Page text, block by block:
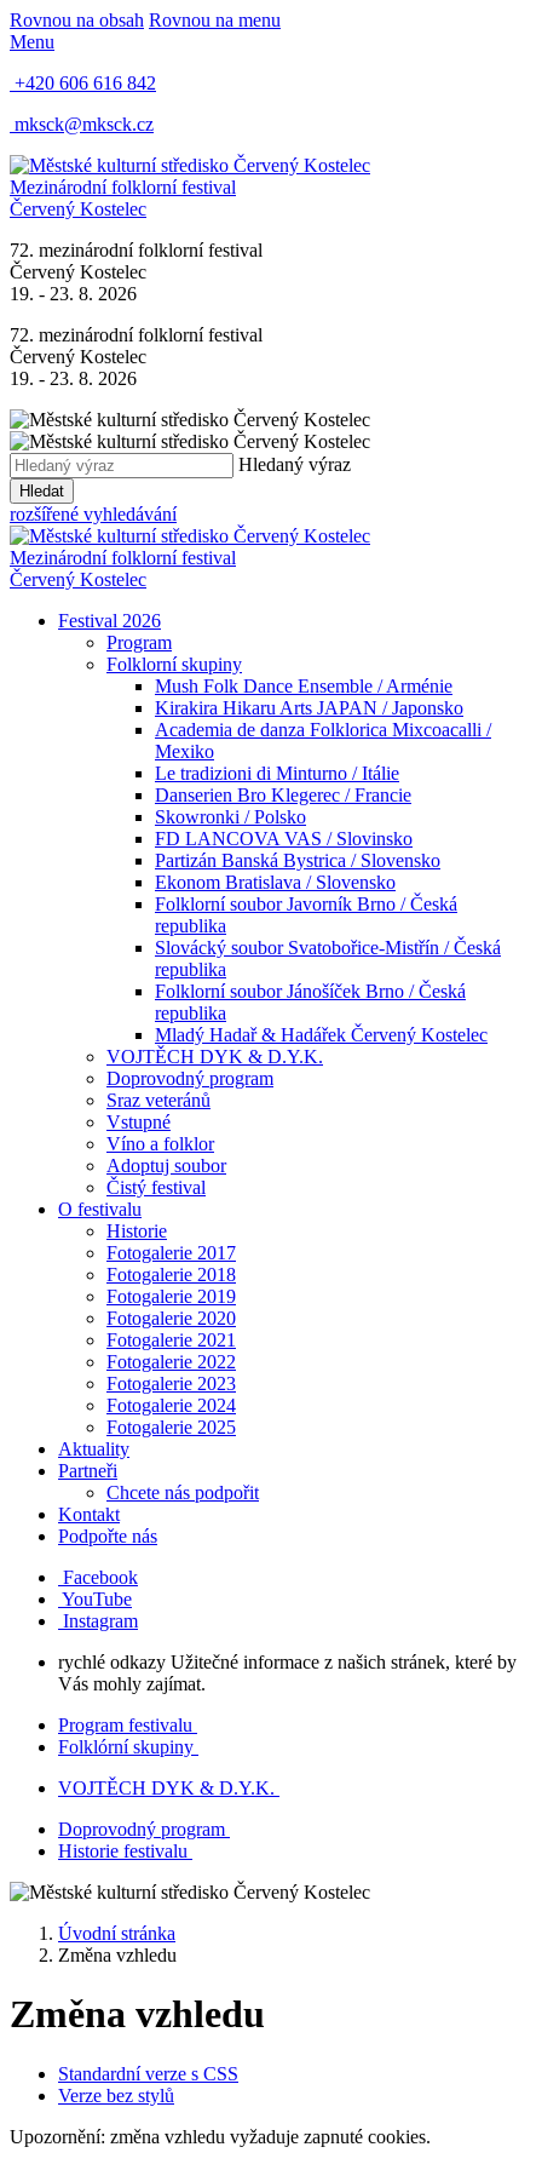
Rovnou na obsah Rovnou na menu
Menu
+420 606 616 842
mksck@mksck.cz
Mezinárodní folklorní festival
Červený Kostelec
72. mezinárodní folklorní festival
Červený Kostelec
19. - 23. 8. 2026
72. mezinárodní folklorní festival
Červený Kostelec
19. - 23. 8. 2026
Hledaný výraz
Hledat
rozšířené vyhledávání
Mezinárodní folklorní festival
Červený Kostelec
Festival 2026
Program
Folklorní skupiny
Mush Folk Dance Ensemble / Arménie
Kirakira Hikaru Arts JAPAN / Japonsko
Academia de danza Folklorica Mixcoacalli /
Mexiko
Le tradizioni di Minturno / Itálie
Danserien Bro Klegerec / Francie
Skowronki / Polsko
FD LANCOVA VAS / Slovinsko
Partizán Banská Bystrica / Slovensko
Ekonom Bratislava / Slovensko
Folklorní soubor Javorník Brno / Česká
republika
Slovácký soubor Svatobořice-Mistřín / Česká
republika
Folklorní soubor Jánošíček Brno / Česká
republika
Mladý Hadař & Hadářek Červený Kostelec
VOJTĚCH DYK & D.Y.K.
Doprovodný program
Sraz veteránů
Vstupné
Víno a folklor
Adoptuj soubor
Čistý festival
O festivalu
Historie
Fotogalerie 2017
Fotogalerie 2018
Fotogalerie 2019
Fotogalerie 2020
Fotogalerie 2021
Fotogalerie 2022
Fotogalerie 2023
Fotogalerie 2024
Fotogalerie 2025
Aktuality
Partneři
Chcete nás podpořit
Kontakt
Podpořte nás
Facebook
YouTube
Instagram
rychlé odkazy Užitečné informace z našich stránek, které by
Vás mohly zajímat.
Program festivalu
Folklórní skupiny
VOJTĚCH DYK & D.Y.K.
Doprovodný program
Historie festivalu
Úvodní stránka
Změna vzhledu
Změna vzhledu
Standardní verze s CSS
Verze bez stylů
Upozornění: změna vzhledu vyžaduje zapnuté cookies.